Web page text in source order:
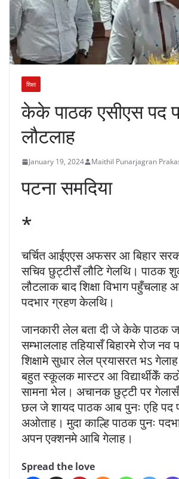
शिक्षा
केके पाठक एसीएस पद
लौटलाह
January 19, 2024 Maithil Punarjagran
पटना समदिया
*
चर्चित आईएएस अफसर आ बिहार
सचिव छुट्टीसँ लौटि गेलथि। पाठक
लौटलाक बाद शिक्षा विभाग
पदभार ग्रहण केलथि।
जानकारी लेल बता दी जे केके पाठक
सम्भाललाह तहियासँ बिहारमे रोज नव
शिक्षामे सुधार लेल प्रयासरत भऽ
बहुत स्कूलक मास्टर आ विद्यार्थीकेँ
सामना भेल। अचानक छुट्टी पर
छल जे शायद पाठक आब पुनः एहि पद
अओताह। मुदा काल्हि पाठक पुनः
अपन एक्शनमे आबि गेलाह।
Spread the love